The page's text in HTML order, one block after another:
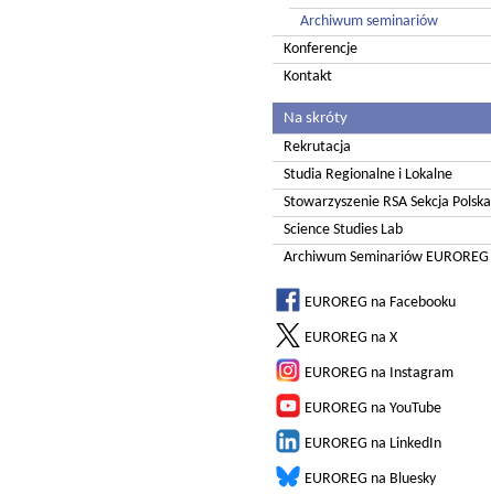
Archiwum seminariów
Konferencje
Kontakt
Na skróty
Rekrutacja
Studia Regionalne i Lokalne
Stowarzyszenie RSA Sekcja Polska
Science Studies Lab
Archiwum Seminariów EUROREG
EUROREG na Facebooku
EUROREG na X
EUROREG na Instagram
EUROREG na YouTube
EUROREG na LinkedIn
EUROREG na Bluesky